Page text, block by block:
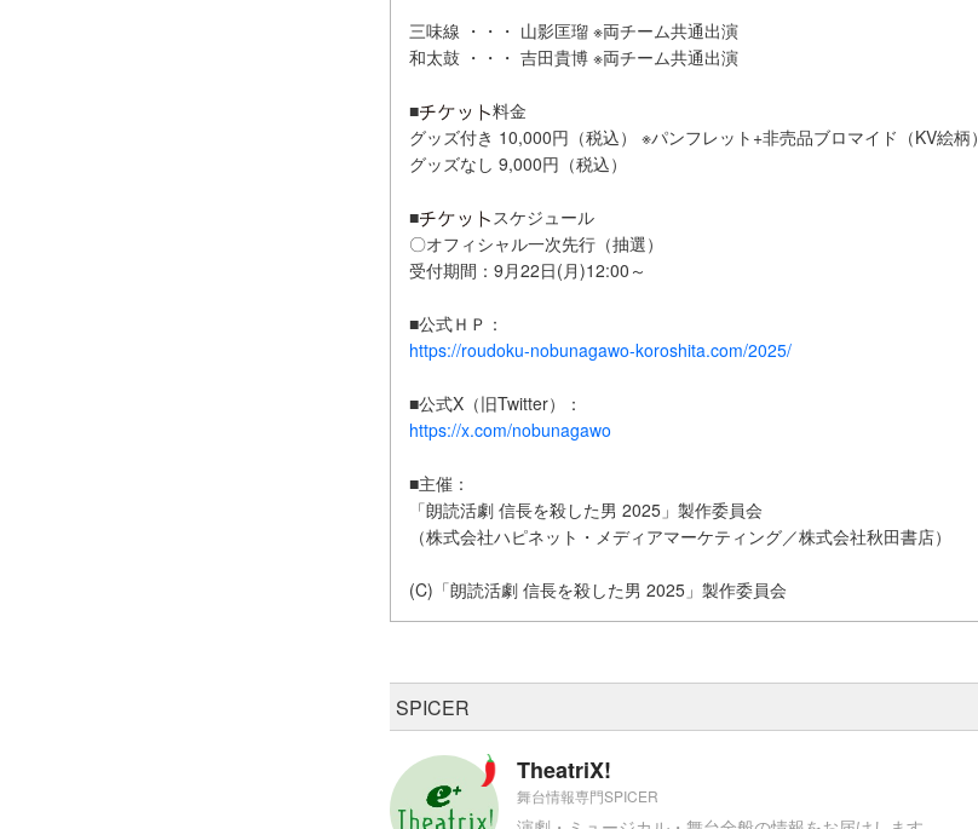
三味線 ・・・ 山影匡瑠 ※両チーム共通出演
和太鼓 ・・・ 吉田貴博 ※両チーム共通出演
■
料金
グッズ付き 10,000円（税込） ※パンフレット+非売品ブロマイド（KV絵柄）
グッズなし 9,000円（税込）
■
スケジュール
〇オフィシャル一次先行（抽選）
受付期間：9月22日(月)12:00～
■公式ＨＰ：
https://roudoku-nobunagawo-koroshita.com/2025/
■公式X（旧Twitter）：
https://x.com/nobunagawo
■主催：
「朗読活劇 信長を殺した男 2025」製作委員会
（株式会社ハピネット・メディアマーケティング／株式会社秋田書店）
(C)「朗読活劇 信長を殺した男 2025」製作委員会
SPICER
TheatriX!
舞台情報専門SPICER